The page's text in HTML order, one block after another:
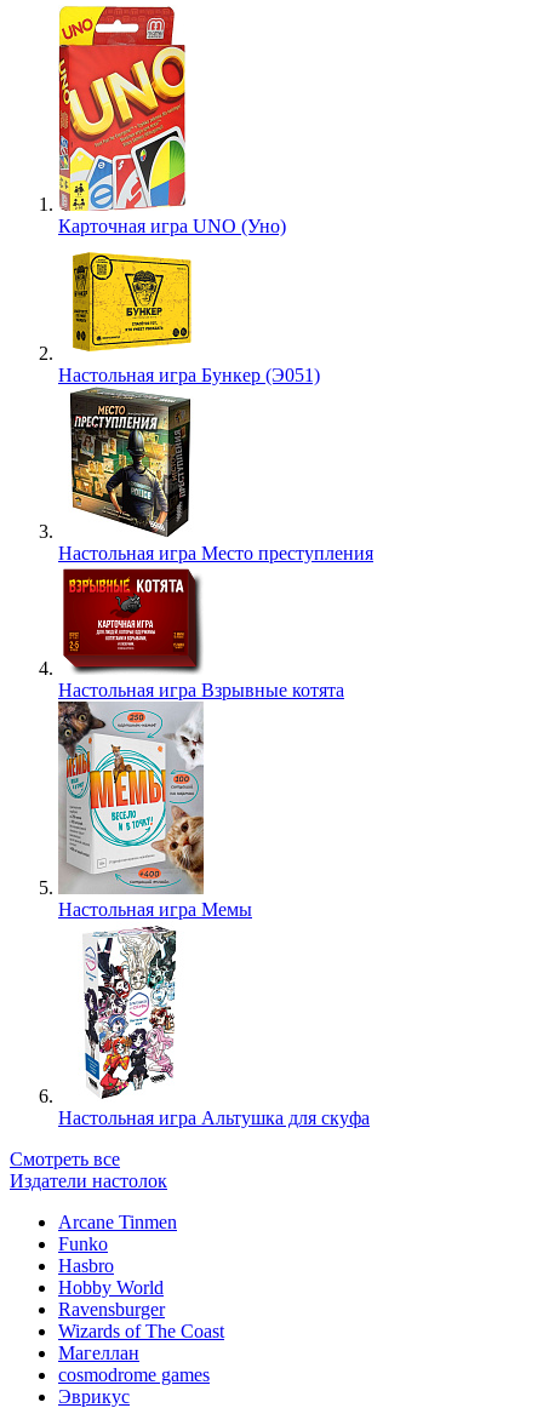
Карточная игра UNO (Уно)
Настольная игра Бункер (Э051)
Настольная игра Место преступления
Настольная игра Взрывные котята
Настольная игра Мемы
Настольная игра Альтушка для скуфа
Смотреть все
Издатели настолок
Arcane Tinmen
Funko
Hasbro
Hobby World
Ravensburger
Wizards of The Coast
Магеллан
сosmodrome games
Эврикус